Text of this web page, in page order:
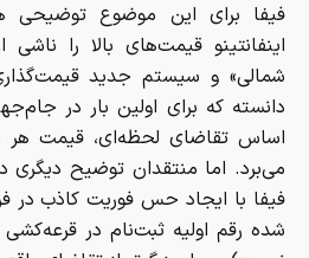
اینفانتینو قیمت‌های بالا را ناشی
دانسته که برای اولین بار در
اساس تقاضای لحظه‌ای، قیمت هر
می‌برد. اما منتقدان توضیح دیگری
فیفا با ایجاد حس فوریت کاذب در
شده رقم اولیه ثبت‌نام در